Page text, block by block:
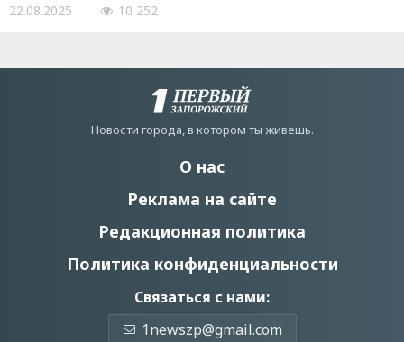
22.08.2025 10 252
Новости города, в котором ты живешь.
О нас
Реклама на сайте
Редакционная политика
Политика конфиденциальности
Связаться с нами:
1newszp@gmail.com